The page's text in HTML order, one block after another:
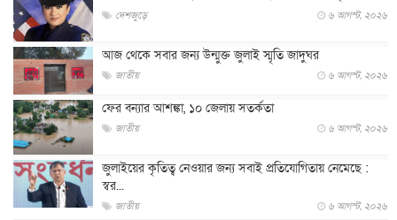
দেশজুড়ে ৬ আগস্ট, ২০২৬
আজ থেকে সবার জন্য উন্মুক্ত জুলাই স্মৃতি জাদুঘর
জাতীয় ৬ আগস্ট, ২০২৬
ফের বন্যার আশঙ্কা, ১০ জেলায় সতর্কতা
জাতীয় ৬ আগস্ট, ২০২৬
জুলাইয়ের কৃতিত্ব নেওয়ার জন্য সবাই প্রতিযোগিতায় নেমেছে :
স্বর...
জাতীয় ৬ আগস্ট, ২০২৬